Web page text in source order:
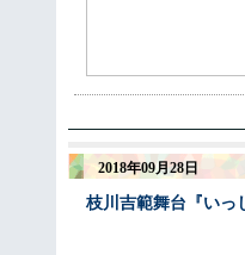
2018年09月28日
枝川吉範舞台『いっ